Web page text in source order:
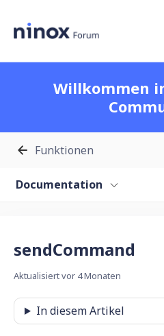
Willkommen
Funktionen
Documentation
sendCommand
Aktualisiertvor 4 Monaten
In diesem Artikel